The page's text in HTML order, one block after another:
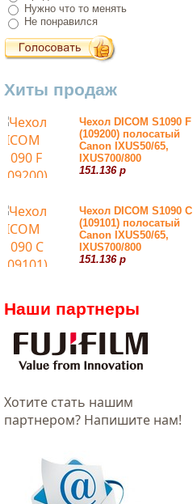
Нужно что то менять
Не понравился
Хиты продаж
Чехол DICOM S1090 F
(109200) полосатый
Canon IXUS50/65,
IXUS700/800
151.136 р
Чехол DICOM S1090 С
(109101) полосатый
Canon IXUS50/65,
IXUS700/800
151.136 р
Наши партнеры
Хотитe стать нашим
партнером? Напишите нам!